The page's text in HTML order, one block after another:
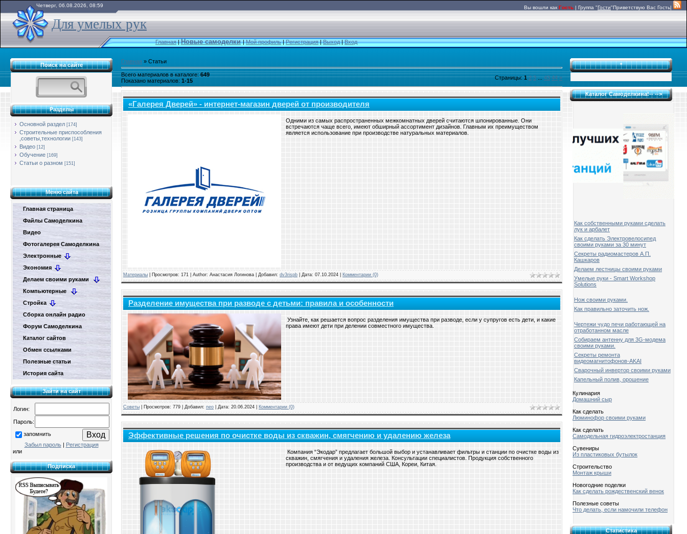
Четверг, 06.08.2026, 08:59 Вы вошли как Гость | Группа "Гости"Приветствую Вас Гость|
Для умелых рук
Главная|Новые самоделки |Мой профиль|Регистрация|Выход|Вход
Поиск на сайте
Разделы
Основной раздел [174]
Строительные приспособления
,советы,технологии [143]
Видео [12]
Обучение [169]
Статьи о разном [151]
Меню сайта
Главная страница
Файлы Самоделкина
Видео
Фотогалерея Самоделкина
Электронные
Экономия
Делаем своими руками
Компьютерные
Стройка
Сборка онлайн радио
Форум Самоделкина
Каталог сайтов
Обмен ссылками
Полезные статьи
История сайта
Зайти на сайт
Логин:
Пароль:
запомнить
Забыл пароль| Регистрация
или
Подписка
Главная » Статьи
Всего материалов в каталоге:649
Показано материалов: 1-15 Страницы:1 2 3 ... 43 44 »
«Галерея Дверей» - интернет-магазин дверей от производителя
Одними из самых распространенных межкомнатных дверей считаются шпонированные. Они
встречаются чаще всего, имеют обширный ассортимент дизайнов. Главным их преимуществом
является использование при производстве натуральных материалов.
Материалы Просмотров: 171 Author: Анастасия Логинова Добавил: dv3rispb Дата: 07.10.2024 Комментарии (0)
Разделение имущества при разводе с детьми: правила и особенности
Узнайте, как решается вопрос разделения имущества при разводе, если у супругов есть дети, и какие
права имеют дети при делении совместного имущества.
Советы Просмотров: 779 Добавил: neo Дата: 20.06.2024 Комментарии (0)
Эффективные решения по очистке воды из скважин, смягчению и удалению железа
Компания “Экодар” предлагает большой выбор и устанавливает фильтры и станции по очистке воды из
скважин, смягчения и удаления железа. Консультации специалистов. Продукция собственного
производства и от ведущих компаний США, Кореи, Китая.
*
Каталог Самоделкина!-- -->
Как собственными руками сделать
лук и арбалет
Как сделать Электровелосипед
своими руками за 30 минут
Секреты радиомастеров А.П.
Кашкаров
Делаем лестницы своими руками
Умелые руки - Smart Workshop
Solutions
Нож своими руками.
Как правильно заточить нож.
Чертежи чудо печи работающей на
отработанном масле
Собираем антенну для 3G-модема
своими руками.
Секреты ремонта
видеомагнитофонов-AKAI
Сварочный инвертор своими руками
Капельный полив, орошение
Кулинария
Домашний сыр
Как сделать
Люминофор своими руками
Как сделать
Самодельная гидроэлектростанция
Сувениры
Из пластиковых бутылок
Строительство
Монтаж крыши
Новогодние поделки
Как сделать рождественский венок
Полезные советы
Что делать, если намочили телефон
Статистика